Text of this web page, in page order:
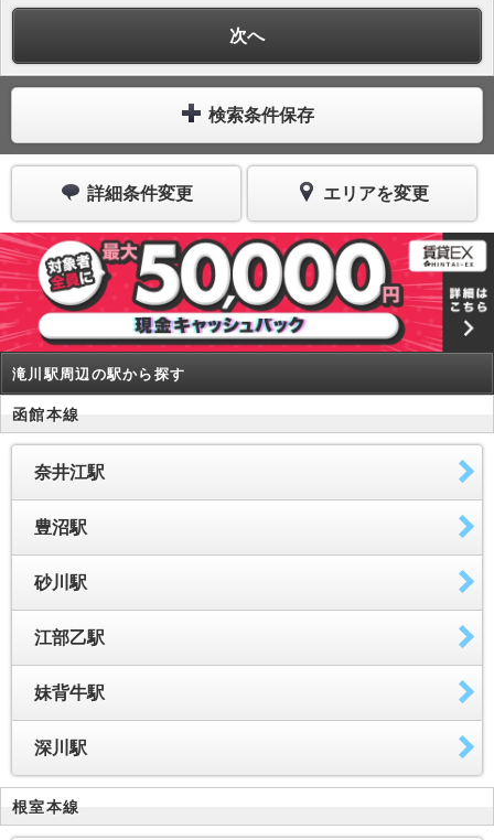
次へ
検索条件保存
詳細条件変更 エリアを変更
滝川駅周辺の駅から探す
函館本線
奈井江駅
豊沼駅
砂川駅
江部乙駅
妹背牛駅
深川駅
根室本線